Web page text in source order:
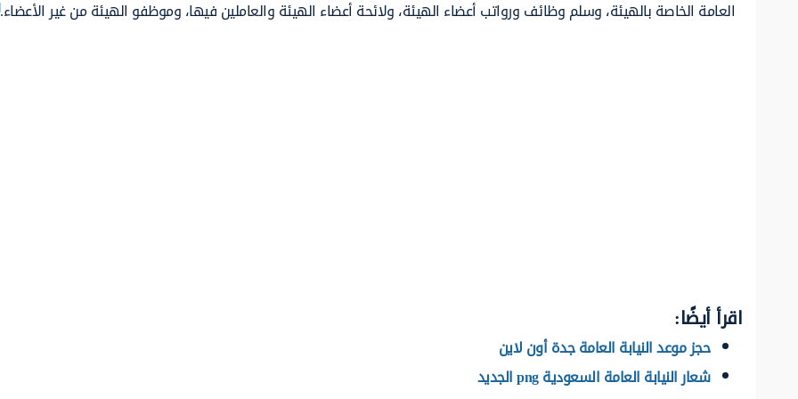
العامة الخاصة بالهيئة، وسلم وظائف ورواتب أعضاء الهيئة، ولائحة أعضاء الهيئة والعاملين فيها، وموظفو الهيئة من غير الأعضاء.
اقرأ أيضًا:
حجز موعد النيابة العامة جدة أون لاين
شعار النيابة العامة السعودية png الجديد